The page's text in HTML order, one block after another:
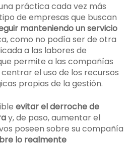
práctica cada vez más
de empresas que buscan
manteniendo un servicio
como no podía ser de otra
a las labores de
permite a las compañías
el uso de los recursos
propias de la gestión.
evitar el derroche de
y, de paso, aumentar el
poseen sobre su compañía
lo realmente